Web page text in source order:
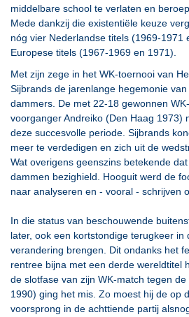
middelbare school te verlaten en
Mede dankzij die existentiële keuze
nóg vier Nederlandse titels (1969-1971
Europese titels (1967-1969 en 1971).
Met zijn zege in het WK-toernooi van
Sijbrands de jarenlange hegemonie
dammers. De met 22-18 gewonnen
voorganger Andreiko (Den Haag 1973)
deze succesvolle periode. Sijbrands
meer te verdedigen en zich uit de
Wat overigens geenszins betekende
dammen bezighield. Hooguit werd de
naar analyseren en - vooral - schrijven
In die status van beschouwende
later, ook een kortstondige terugkeer in
verandering brengen. Dit ondanks het
rentree bijna met een derde wereldtitel
de slotfase van zijn WK-match tegen
1990) ging het mis. Zo moest hij de op
voorsprong in de achttiende partij